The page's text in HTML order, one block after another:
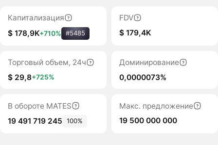
Капитализация
$ 178,9K+710% #5485
FDV
$ 179,4K
Торговый объем, 24ч
$ 29,8+725%
Доминирование
0,0000073%
В обороте MATES
19 491 719 245
100%
Макс. предложение
19 500 000 000